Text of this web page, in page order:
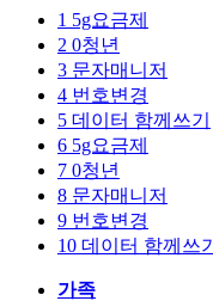
1 5g요금제
2 0청년
3 문자매니저
4 번호변경
5 데이터 함께쓰기
6 5g요금제
7 0청년
8 문자매니저
9 번호변경
10 데이터 함께쓰기
가족